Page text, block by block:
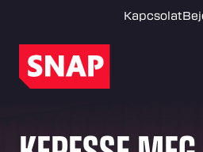
Kapcsolat